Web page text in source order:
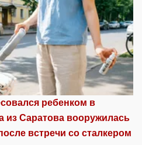
ребенком в
из Саратова вооружилась
встречи со сталкером